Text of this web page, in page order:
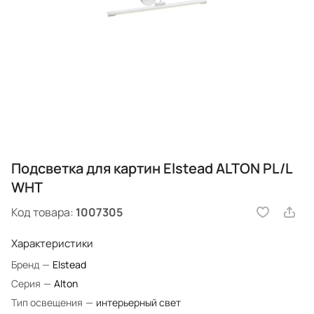
Подсветка для картин Elstead ALTON PL/L
WHT
Код товара: 1007305
Характеристики
Бренд — Elstead
Серия — Alton
Тип освещения — интерьерный свет